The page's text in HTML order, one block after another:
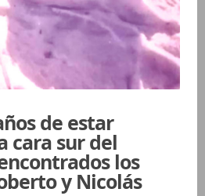
de estar
cara sur del
los
y Nicolás